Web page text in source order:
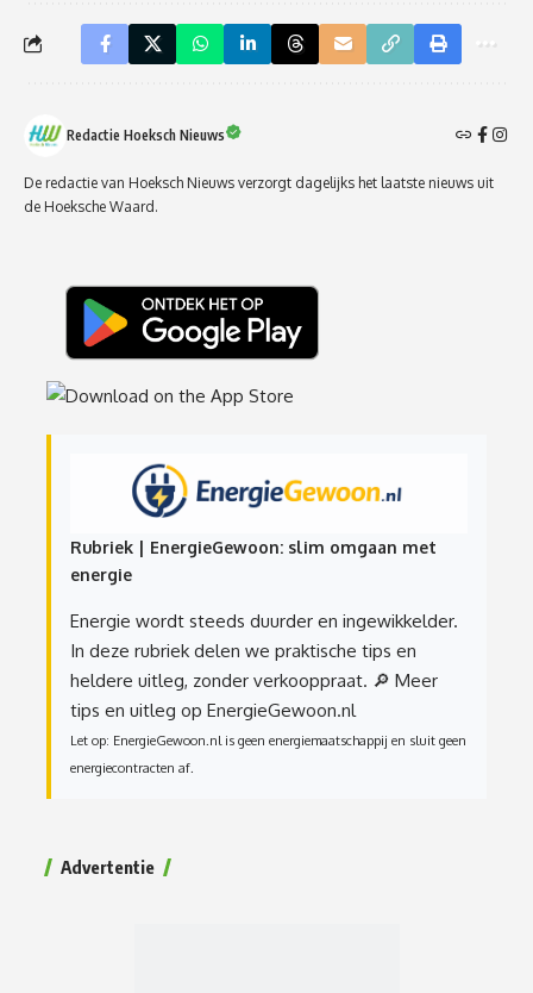
Redactie Hoeksch Nieuws
De redactie van Hoeksch Nieuws verzorgt dagelijks het laatste nieuws uit
de Hoeksche Waard.
Rubriek | EnergieGewoon: slim omgaan met
energie
Energie wordt steeds duurder en ingewikkelder.
In deze rubriek delen we praktische tips en
heldere uitleg, zonder verkooppraat. 🔎 Meer
tips en uitleg op EnergieGewoon.nl
Let op: EnergieGewoon.nl is geen energiemaatschappij en sluit geen
energiecontracten af.
Advertentie